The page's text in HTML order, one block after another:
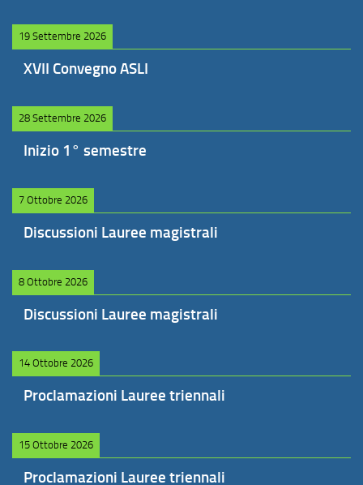
19 Settembre 2026
XVII Convegno ASLI
28 Settembre 2026
Inizio 1° semestre
7 Ottobre 2026
Discussioni Lauree magistrali
8 Ottobre 2026
Discussioni Lauree magistrali
14 Ottobre 2026
Proclamazioni Lauree triennali
15 Ottobre 2026
Proclamazioni Lauree triennali